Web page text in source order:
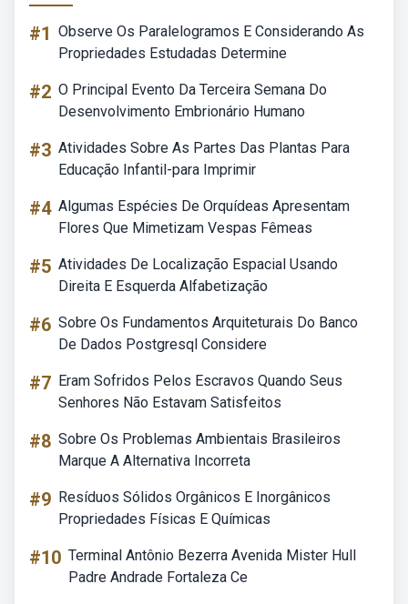
#1 Observe Os Paralelogramos E Considerando As
Propriedades Estudadas Determine
#2 O Principal Evento Da Terceira Semana Do
Desenvolvimento Embrionário Humano
#3 Atividades Sobre As Partes Das Plantas Para
Educação Infantil-para Imprimir
#4 Algumas Espécies De Orquídeas Apresentam
Flores Que Mimetizam Vespas Fêmeas
#5 Atividades De Localização Espacial Usando
Direita E Esquerda Alfabetização
#6 Sobre Os Fundamentos Arquiteturais Do Banco
De Dados Postgresql Considere
#7 Eram Sofridos Pelos Escravos Quando Seus
Senhores Não Estavam Satisfeitos
#8 Sobre Os Problemas Ambientais Brasileiros
Marque A Alternativa Incorreta
#9 Resíduos Sólidos Orgânicos E Inorgânicos
Propriedades Físicas E Químicas
#10 Terminal Antônio Bezerra Avenida Mister Hull
Padre Andrade Fortaleza Ce